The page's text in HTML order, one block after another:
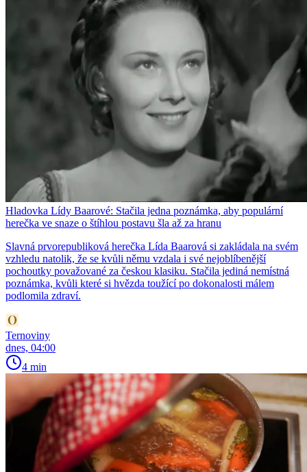
Hladovka Lídy Baarové: Stačila jedna poznámka, aby populární
herečka ve snaze o štíhlou postavu šla až za hranu
Slavná prvorepubliková herečka Lída Baarová si zakládala na svém
vzhledu natolik, že se kvůli němu vzdala i své nejoblíbenější
pochoutky považované za českou klasiku. Stačila jediná nemístná
poznámka, kvůli které si hvězda toužící po dokonalosti málem
podlomila zdraví.
Ternoviny
dnes, 04:00
4 min